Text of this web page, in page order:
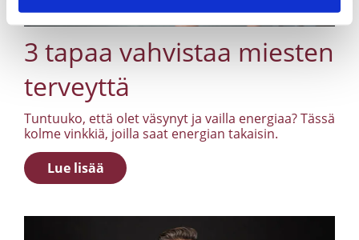
3 tapaa vahvistaa miesten
terveyttä
Tuntuuko, että olet väsynyt ja vailla energiaa? Tässä
kolme vinkkiä, joilla saat energian takaisin.
Lue lisää